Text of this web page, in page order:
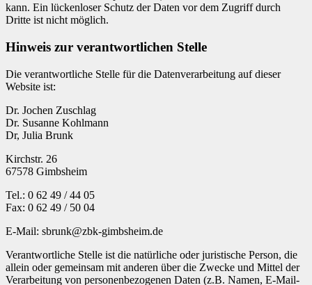
kann. Ein lückenloser Schutz der Daten vor dem Zugriff durch
Dritte ist nicht möglich.
Hinweis zur verantwortlichen Stelle
Die verantwortliche Stelle für die Datenverarbeitung auf dieser
Website ist:
Dr. Jochen Zuschlag
Dr. Susanne Kohlmann
Dr, Julia Brunk
Kirchstr. 26
67578 Gimbsheim
Tel.: 0 62 49 / 44 05
Fax: 0 62 49 / 50 04
E-Mail: sbrunk@zbk-gimbsheim.de
Verantwortliche Stelle ist die natürliche oder juristische Person, die
allein oder gemeinsam mit anderen über die Zwecke und Mittel der
Verarbeitung von personenbezogenen Daten (z.B. Namen, E-Mail-